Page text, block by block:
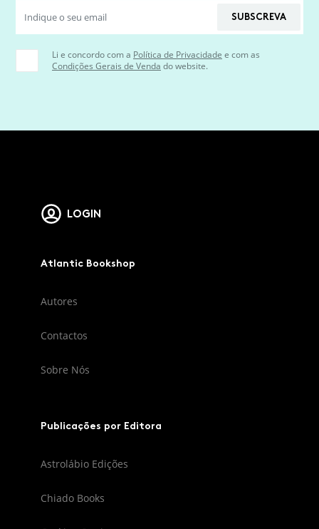
SUBSCREVA
Li e concordo com a Política de Privacidade e com as
Condições Gerais de Venda do website.
LOGIN
Atlantic Bookshop
Autores
Contactos
Sobre Nós
Publicações por Editora
Astrolábio Edições
Chiado Books